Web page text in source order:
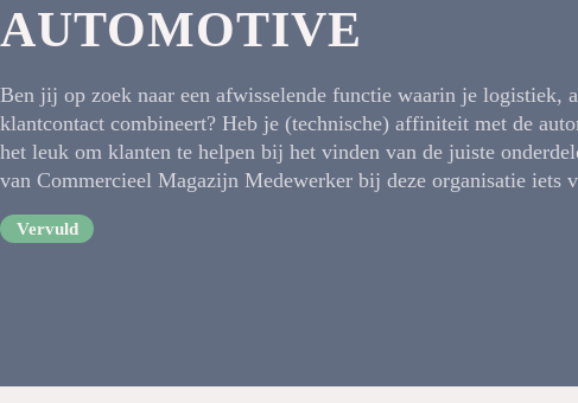
AUTOMOTIVE
Ben jij op zoek naar een afwisselende functie waarin je logistiek,
klantcontact combineert? Heb je (technische) affiniteit met de
het leuk om klanten te helpen bij het vinden van de juiste
van Commercieel Magazijn Medewerker bij deze organisatie iets
Vervuld